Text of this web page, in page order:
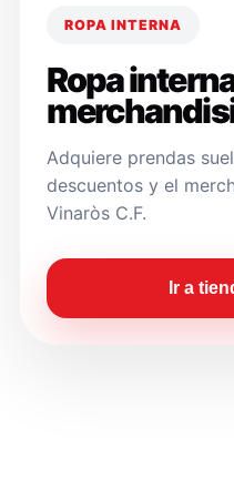
ROPA INTERNA
Ropa
Adquiere prendas
descuentos y el
Vinaròs C.F.
Ir a